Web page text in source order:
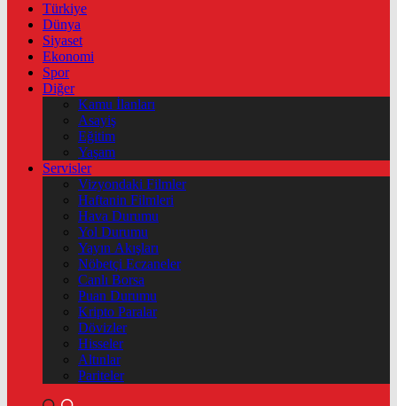
Türkiye
Dünya
Siyaset
Ekonomi
Spor
Diğer
Kamu İlanları
Asayiş
Eğitim
Yaşam
Servisler
Vizyondaki Filmler
Haftanin Filmleri
Hava Durumu
Yol Durumu
Yayın Akışları
Nöbetçi Eczaneler
Canlı Borsa
Puan Durumu
Kripto Paralar
Dövizler
Hisseler
Altınlar
Pariteler